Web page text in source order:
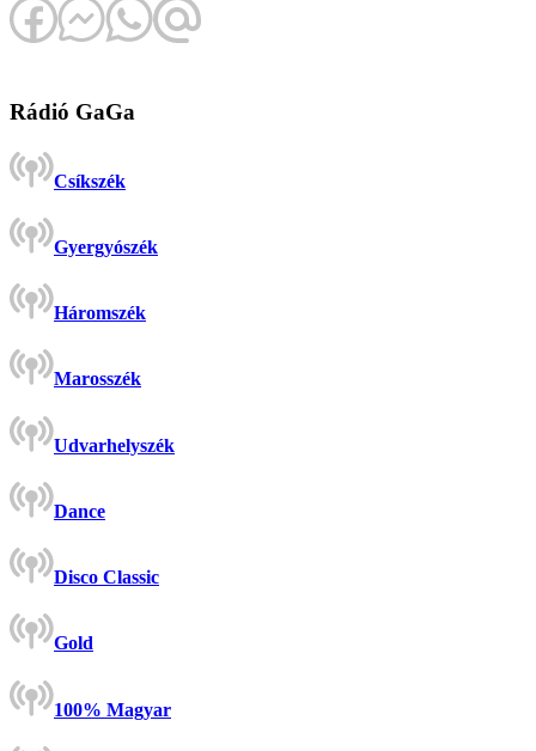
Rádió GaGa
Csíkszék
Gyergyószék
Háromszék
Marosszék
Udvarhelyszék
Dance
Disco Classic
Gold
100% Magyar